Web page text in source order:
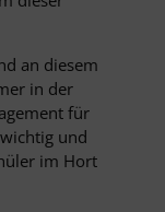
an diesem
in der
für
und
im Hort